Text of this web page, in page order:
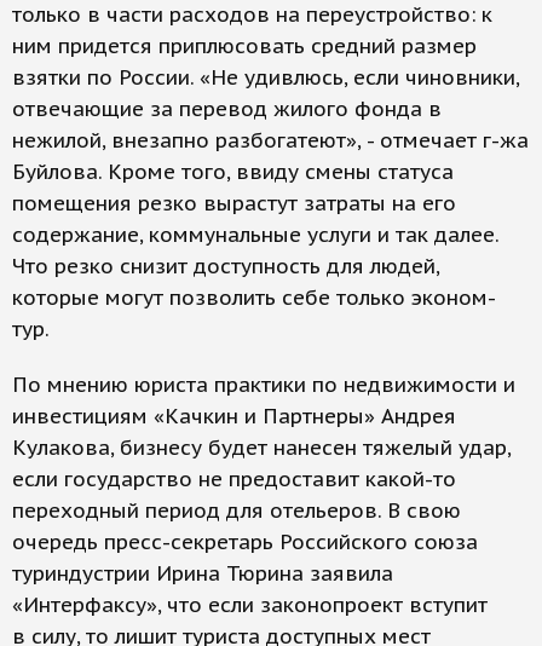
только в части расходов на переустройство: к
ним придется приплюсовать средний размер
взятки по России. «Не удивлюсь, если чиновники,
отвечающие за перевод жилого фонда в
нежилой, внезапно разбогатеют», - отмечает г-жа
Буйлова. Кроме того, ввиду смены статуса
помещения резко вырастут затраты на его
содержание, коммунальные услуги и так далее.
Что резко снизит доступность для людей,
которые могут позволить себе только эконом-
тур.
По мнению юриста практики по недвижимости и
инвестициям «Качкин и Партнеры» Андрея
Кулакова, бизнесу будет нанесен тяжелый удар,
если государство не предоставит какой-то
переходный период для отельеров. В свою
очередь пресс-секретарь Российского союза
туриндустрии Ирина Тюрина заявила
«Интерфаксу», что если законопроект вступит
в силу, то лишит туриста доступных мест